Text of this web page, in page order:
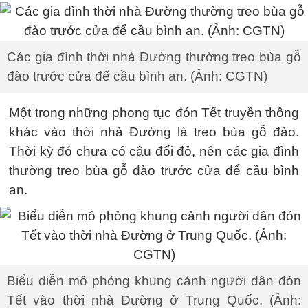
Các gia đình thời nhà Đường thường treo bùa gỗ
đào trước cửa để cầu bình an. (Ảnh: CGTN)
Một trong những phong tục đón Tết truyền thông
khác vào thời nhà Đường là treo bùa gỗ đào.
Thời kỳ đó chưa có câu đối đỏ, nên các gia đình
thường treo bùa gỗ đào trước cửa để cầu bình
an.
Biểu diễn mô phỏng khung cảnh người dân đón
Tết vào thời nhà Đường ở Trung Quốc. (Ảnh: